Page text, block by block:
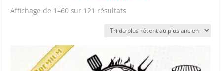
Affichage de 1–60 sur 121 résultats
plus
au